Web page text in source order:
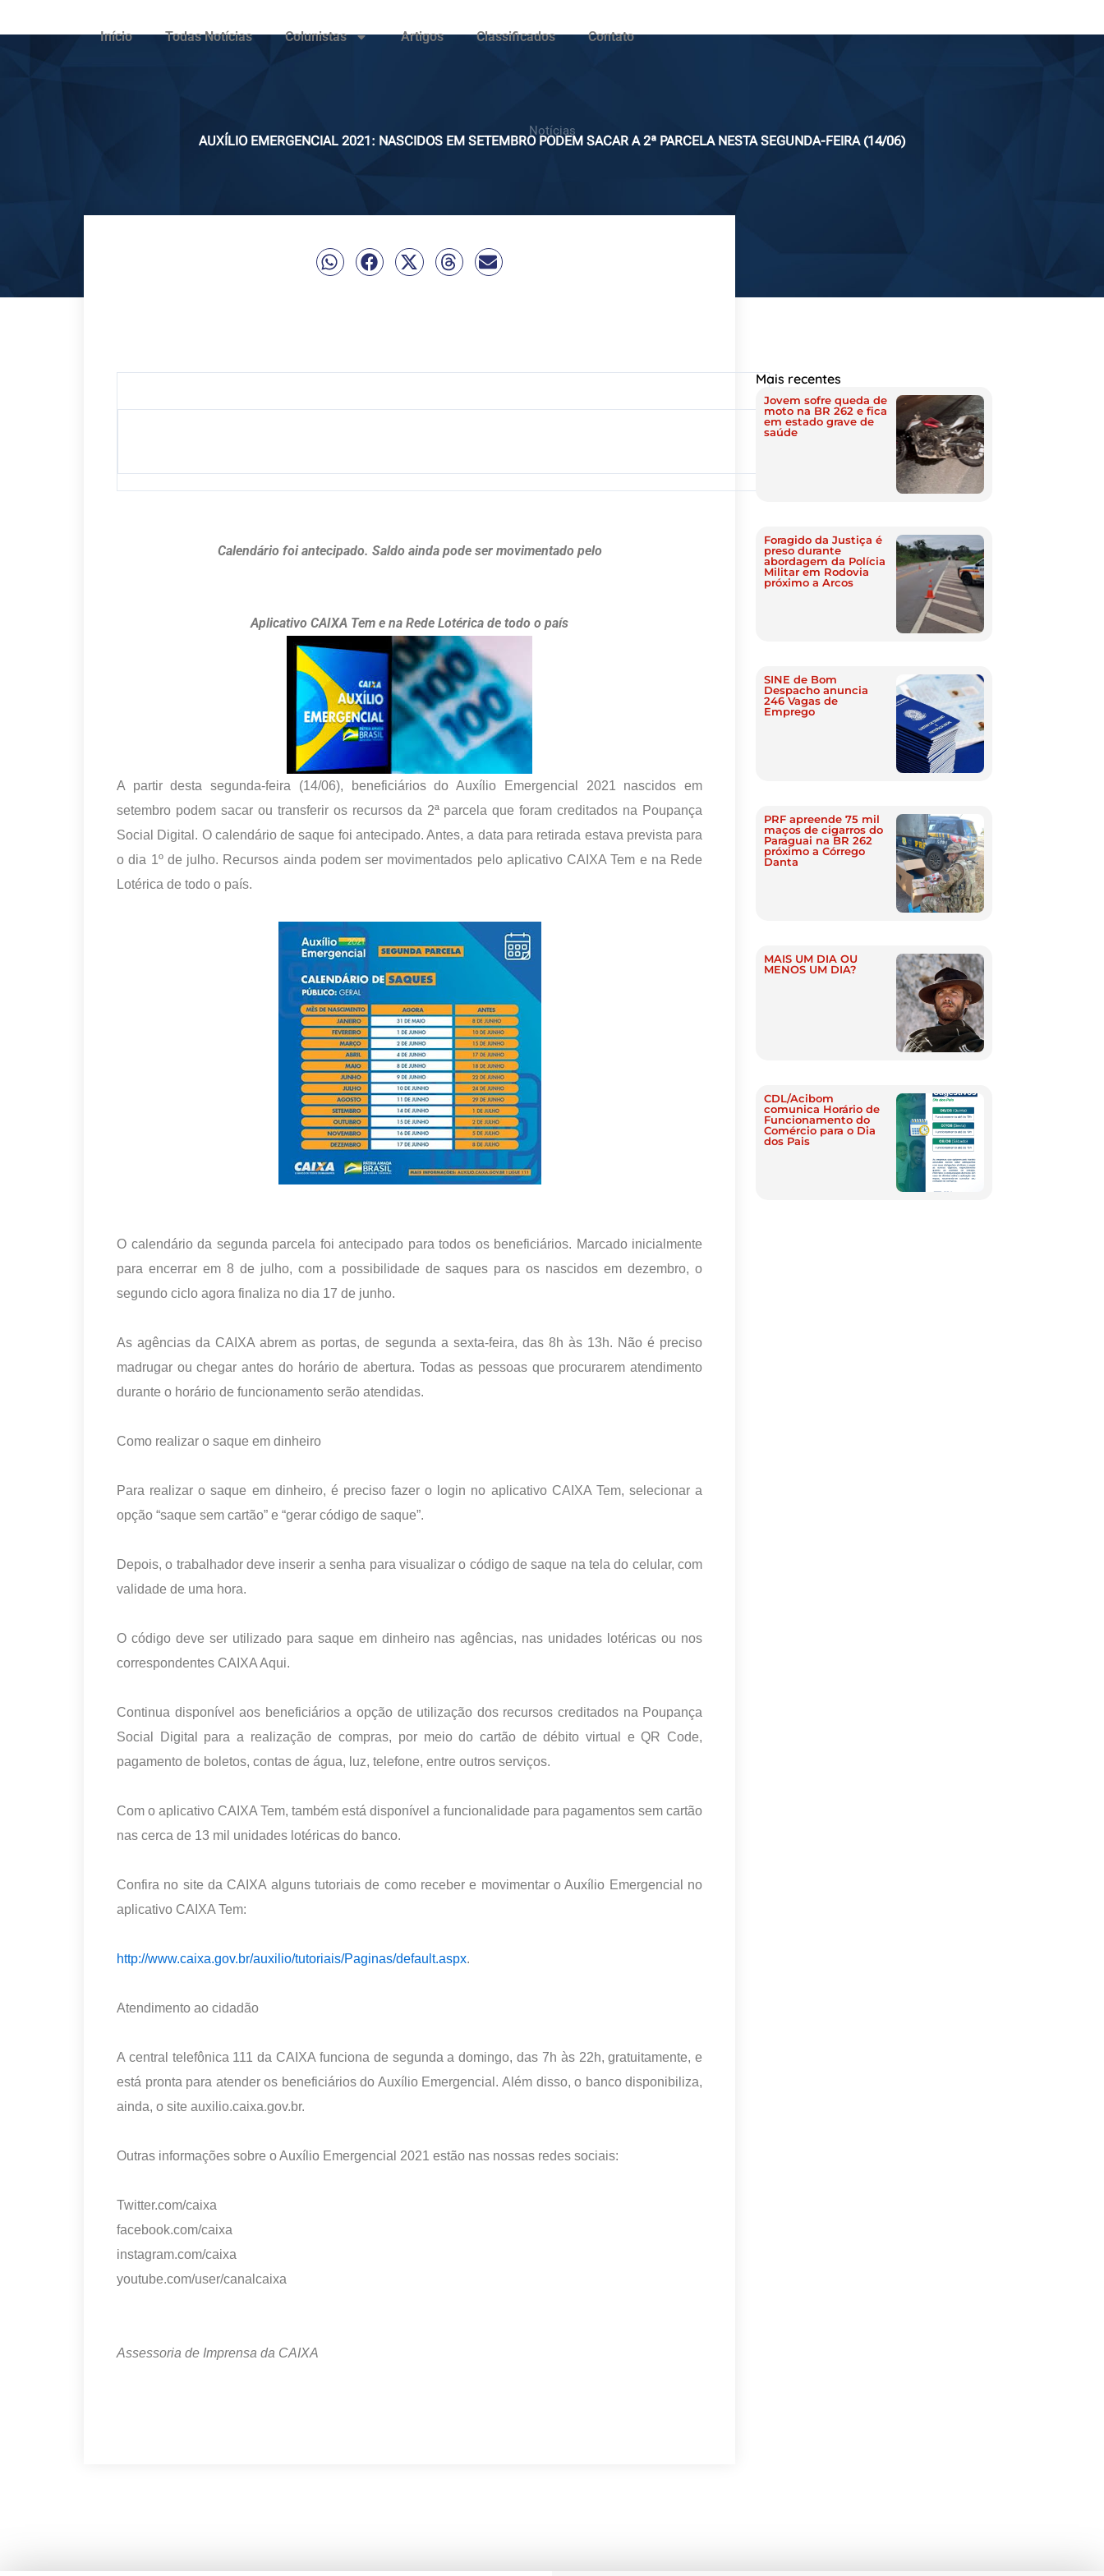
Início Todas Notícias Colunistas Artigos Classificados Contato
Notícias
AUXÍLIO EMERGENCIAL 2021: NASCIDOS EM SETEMBRO PODEM SACAR A 2ª PARCELA NESTA SEGUNDA-FEIRA (14/06)
Calendário foi antecipado. Saldo ainda pode ser movimentado pelo
Aplicativo CAIXA Tem e na Rede Lotérica de todo o país
A partir desta segunda-feira (14/06), beneficiários do Auxílio Emergencial 2021 nascidos em
setembro podem sacar ou transferir os recursos da 2ª parcela que foram creditados na Poupança
Social Digital. O calendário de saque foi antecipado. Antes, a data para retirada estava prevista para
o dia 1º de julho. Recursos ainda podem ser movimentados pelo aplicativo CAIXA Tem e na Rede
Lotérica de todo o país.
O calendário da segunda parcela foi antecipado para todos os beneficiários. Marcado inicialmente
para encerrar em 8 de julho, com a possibilidade de saques para os nascidos em dezembro, o
segundo ciclo agora finaliza no dia 17 de junho.
As agências da CAIXA abrem as portas, de segunda a sexta-feira, das 8h às 13h. Não é preciso
madrugar ou chegar antes do horário de abertura. Todas as pessoas que procurarem atendimento
durante o horário de funcionamento serão atendidas.
Como realizar o saque em dinheiro
Para realizar o saque em dinheiro, é preciso fazer o login no aplicativo CAIXA Tem, selecionar a
opção “saque sem cartão” e “gerar código de saque”.
Depois, o trabalhador deve inserir a senha para visualizar o código de saque na tela do celular, com
validade de uma hora.
O código deve ser utilizado para saque em dinheiro nas agências, nas unidades lotéricas ou nos
correspondentes CAIXA Aqui.
Continua disponível aos beneficiários a opção de utilização dos recursos creditados na Poupança
Social Digital para a realização de compras, por meio do cartão de débito virtual e QR Code,
pagamento de boletos, contas de água, luz, telefone, entre outros serviços.
Com o aplicativo CAIXA Tem, também está disponível a funcionalidade para pagamentos sem cartão
nas cerca de 13 mil unidades lotéricas do banco.
Confira no site da CAIXA alguns tutoriais de como receber e movimentar o Auxílio Emergencial no
aplicativo CAIXA Tem:
http://www.caixa.gov.br/auxilio/tutoriais/Paginas/default.aspx.
Atendimento ao cidadão
A central telefônica 111 da CAIXA funciona de segunda a domingo, das 7h às 22h, gratuitamente, e
está pronta para atender os beneficiários do Auxílio Emergencial. Além disso, o banco disponibiliza,
ainda, o site auxilio.caixa.gov.br.
Outras informações sobre o Auxílio Emergencial 2021 estão nas nossas redes sociais:
Twitter.com/caixa
facebook.com/caixa
instagram.com/caixa
youtube.com/user/canalcaixa
Assessoria de Imprensa da CAIXA
Mais recentes
Jovem sofre queda de
moto na BR 262 e fica
em estado grave de
saúde
Foragido da Justiça é
preso durante
abordagem da Polícia
Militar em Rodovia
próximo a Arcos
SINE de Bom
Despacho anuncia
246 Vagas de
Emprego
PRF apreende 75 mil
maços de cigarros do
Paraguai na BR 262
próximo a Córrego
Danta
MAIS UM DIA OU
MENOS UM DIA?
CDL/Acibom
comunica Horário de
Funcionamento do
Comércio para o Dia
dos Pais